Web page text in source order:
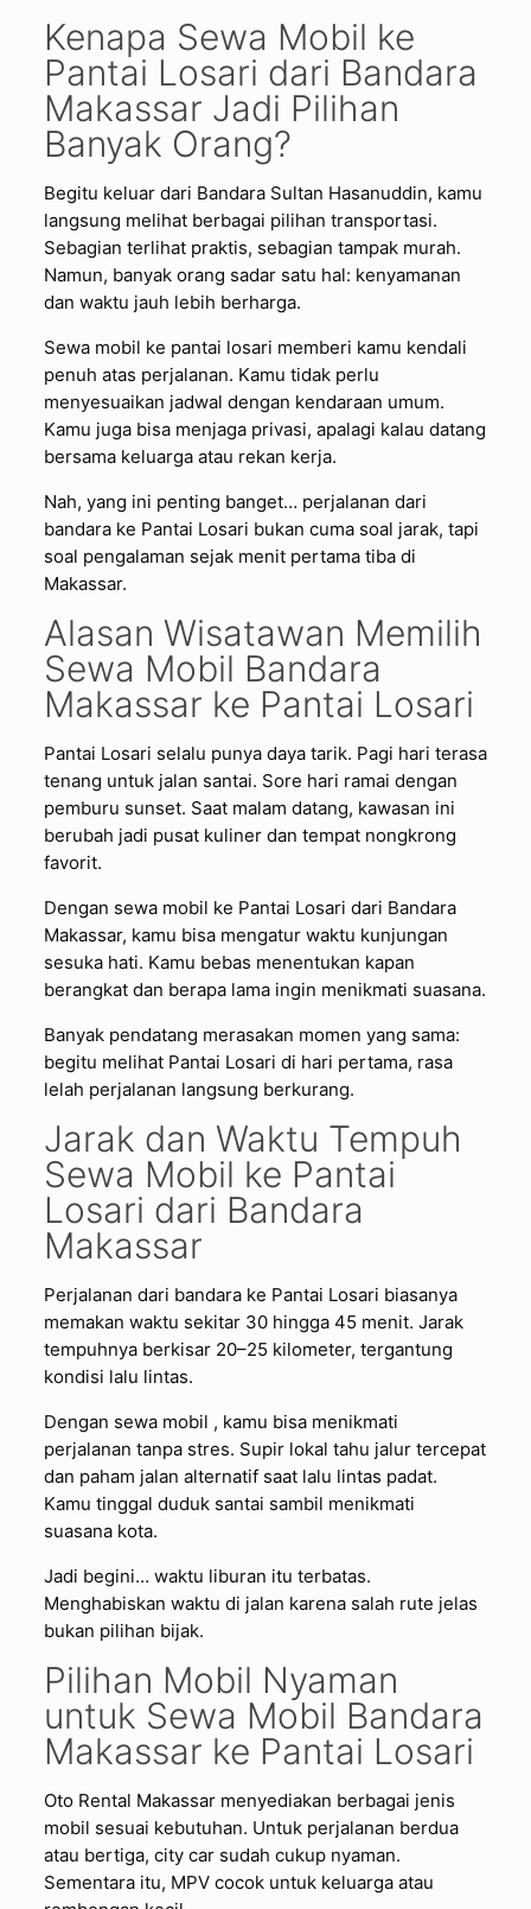
Kenapa Sewa Mobil ke
Pantai Losari dari Bandara
Makassar Jadi Pilihan
Banyak Orang?
Begitu keluar dari Bandara Sultan Hasanuddin, kamu
langsung melihat berbagai pilihan transportasi.
Sebagian terlihat praktis, sebagian tampak murah.
Namun, banyak orang sadar satu hal: kenyamanan
dan waktu jauh lebih berharga.
Sewa mobil ke pantai losari memberi kamu kendali
penuh atas perjalanan. Kamu tidak perlu
menyesuaikan jadwal dengan kendaraan umum.
Kamu juga bisa menjaga privasi, apalagi kalau datang
bersama keluarga atau rekan kerja.
Nah, yang ini penting banget… perjalanan dari
bandara ke Pantai Losari bukan cuma soal jarak, tapi
soal pengalaman sejak menit pertama tiba di
Makassar.
Alasan Wisatawan Memilih
Sewa Mobil Bandara
Makassar ke Pantai Losari
Pantai Losari selalu punya daya tarik. Pagi hari terasa
tenang untuk jalan santai. Sore hari ramai dengan
pemburu sunset. Saat malam datang, kawasan ini
berubah jadi pusat kuliner dan tempat nongkrong
favorit.
Dengan sewa mobil ke Pantai Losari dari Bandara
Makassar, kamu bisa mengatur waktu kunjungan
sesuka hati. Kamu bebas menentukan kapan
berangkat dan berapa lama ingin menikmati suasana.
Banyak pendatang merasakan momen yang sama:
begitu melihat Pantai Losari di hari pertama, rasa
lelah perjalanan langsung berkurang.
Jarak dan Waktu Tempuh
Sewa Mobil ke Pantai
Losari dari Bandara
Makassar
Perjalanan dari bandara ke Pantai Losari biasanya
memakan waktu sekitar 30 hingga 45 menit. Jarak
tempuhnya berkisar 20–25 kilometer, tergantung
kondisi lalu lintas.
Dengan sewa mobil , kamu bisa menikmati
perjalanan tanpa stres. Supir lokal tahu jalur tercepat
dan paham jalan alternatif saat lalu lintas padat.
Kamu tinggal duduk santai sambil menikmati
suasana kota.
Jadi begini… waktu liburan itu terbatas.
Menghabiskan waktu di jalan karena salah rute jelas
bukan pilihan bijak.
Pilihan Mobil Nyaman
untuk Sewa Mobil Bandara
Makassar ke Pantai Losari
Oto Rental Makassar menyediakan berbagai jenis
mobil sesuai kebutuhan. Untuk perjalanan berdua
atau bertiga, city car sudah cukup nyaman.
Sementara itu, MPV cocok untuk keluarga atau